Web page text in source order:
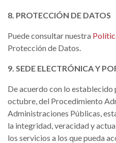
8. PROTECCIÓN DE DATOS
Puede consultar nuestra
Protección de Datos.
9. SEDE ELECTRÓNICA Y
De acuerdo con lo establecido
octubre, del Procedimiento
Administraciones Públicas,
la integridad, veracidad y
los servicios a los que pueda